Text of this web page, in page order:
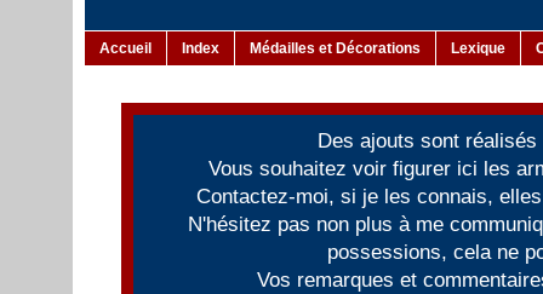
Accueil Index Médailles et Décorations Lexique
Des ajouts sont
Vous souhaitez voir figurer ici les
Contactez-moi, si je les connais,
N'hésitez pas non plus à me
possessions, cela ne
Vos remarques et